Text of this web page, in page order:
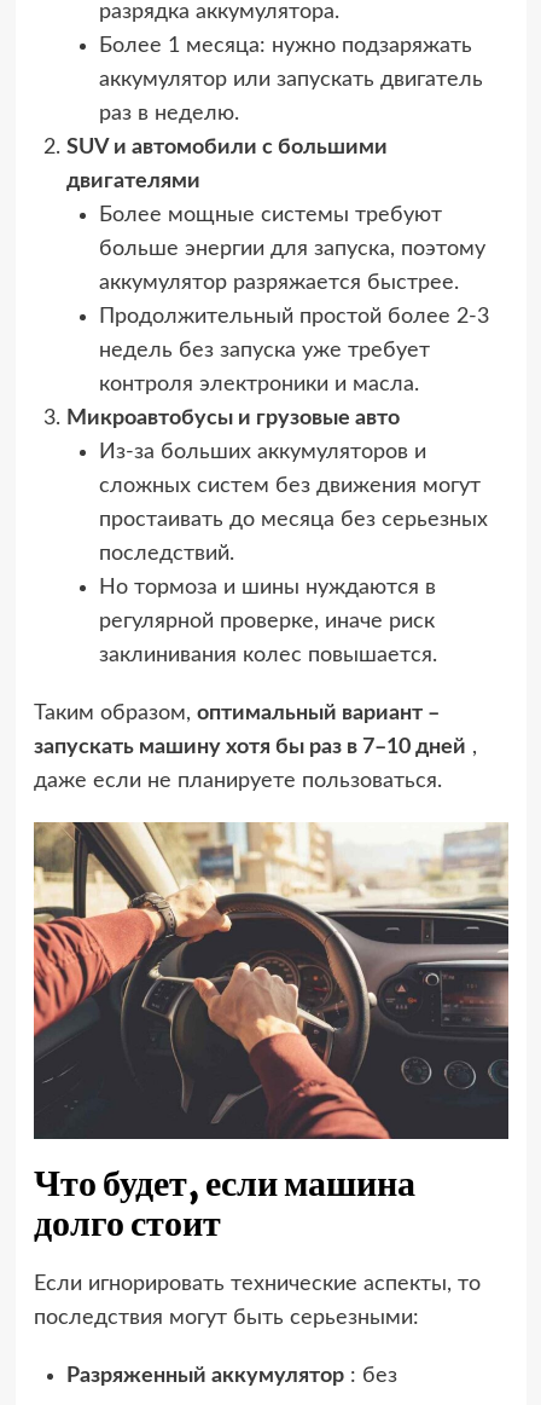
разрядка аккумулятора.
Более 1 месяца: нужно подзаряжать
аккумулятор или запускать двигатель
раз в неделю.
SUV и автомобили с большими
двигателями
Более мощные системы требуют
больше энергии для запуска, поэтому
аккумулятор разряжается быстрее.
Продолжительный простой более 2-3
недель без запуска уже требует
контроля электроники и масла.
Микроавтобусы и грузовые авто
Из-за больших аккумуляторов и
сложных систем без движения могут
простаивать до месяца без серьезных
последствий.
Но тормоза и шины нуждаются в
регулярной проверке, иначе риск
заклинивания колес повышается.
Таким образом, оптимальный вариант –
запускать машину хотя бы раз в 7–10 дней ,
даже если не планируете пользоваться.
Что будет, если машина
долго стоит
Если игнорировать технические аспекты, то
последствия могут быть серьезными:
Разряженный аккумулятор: без